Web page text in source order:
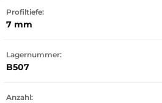
Profiltiefe:
7 mm
Lagernummer:
B507
Anzahl: